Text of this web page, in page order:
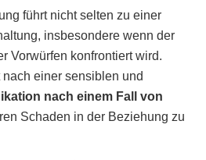
führt nicht selten zu einer
insbesondere wenn der
Vorwürfen konfrontiert wird.
einer sensiblen und
nach einem Fall von
Schaden in der Beziehung zu